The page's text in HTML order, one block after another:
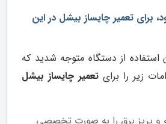
برای تعمیر چایساز بیشل در این
از دستگاه متوجه شدید که
زیر را برای تعمیر چایساز بیشل
و پریز برق را به صورت تخصصی